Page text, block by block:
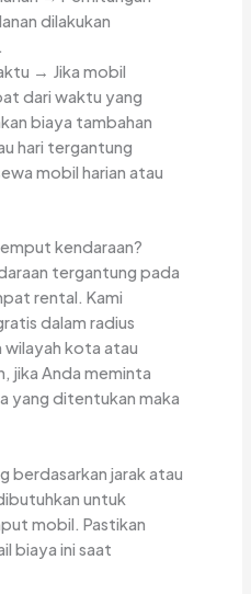
dilakukan
→ Jika mobil
dari waktu yang
biaya tambahan
hari tergantung
mobil harian atau
kendaraan?
tergantung pada
rental. Kami
dalam radius
kota atau
jika Anda meminta
yang ditentukan maka
berdasarkan jarak atau
untuk
mobil. Pastikan
biaya ini saat